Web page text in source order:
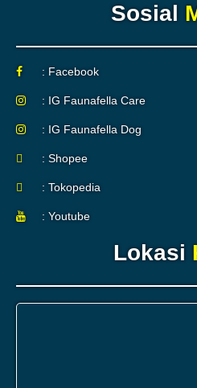
Sosial
: Facebook
: IG Faunafella Care
: IG Faunafella Dog
: Shopee
: Tokopedia
: Youtube
Lokasi